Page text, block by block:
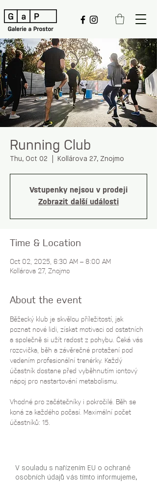
Running Club
Thu, Oct 02 Kollárova 27, Znojmo
Vstupenky nejsou v prodeji
Zobrazit další události
Time & Location
Oct 02, 2025, 6:30 AM – 8:00 AM
Kollárova 27, Znojmo
About the event
Běžecký klub je skvělou příležitostí, jak
poznat nové lidi, získat motivaci od ostatních
a společně si užít radost z pohybu. Čeká vás
rozcvička, běh a závěrečné protažení pod
vedením profesionální trenérky. Každý
účastník dostane před vyběhnutím iontový
nápoj pro nastartování metabolismu.
Vhodné pro začátečníky i pokročilé. Běh se
koná za každého počasí. Maximální počet
účastníků: 15.
V souladu s nařízením EU o ochraně
osobních údajů vás tímto informujeme,